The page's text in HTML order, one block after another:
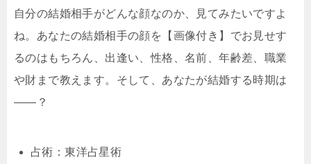
自分の結婚相手がどんな顔なのか、見てみたいですよ
ね。あなたの結婚相手の顔を【画像付き】でお見せす
るのはもちろん、出逢い、性格、名前、年齢差、職業
や財まで教えます。そして、あなたが結婚する時期は
――？
占術：東洋占星術